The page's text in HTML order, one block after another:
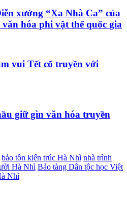
xướng “Xa Nhà Ca” của
hóa phi vật thể quốc gia
vui Tết cổ truyền với
giữ gìn văn hóa truyền
bảo tồn kiến trúc Hà Nhì nhà trình
Hà Nhì Bảo tàng Dân tộc học Việt
Nhì